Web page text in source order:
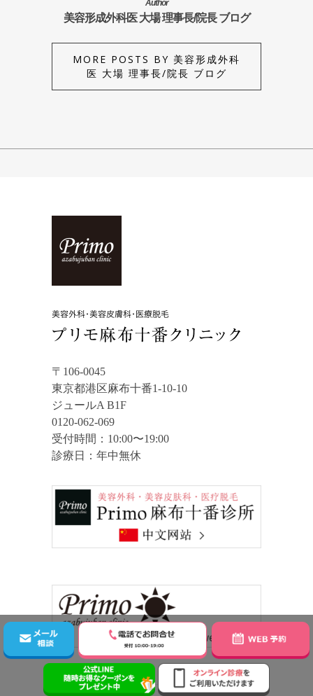
Author
美容形成外科医 大場 理事長/院長 ブログ
MORE POSTS BY 美容形成外科
医 大場 理事長/院長 ブログ
〒106-0045
東京都港区麻布十番1-10-10
ジュールA B1F
0120-062-069
受付時間：10:00〜19:00
診療日：年中無休